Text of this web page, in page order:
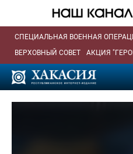
СПЕЦИАЛЬНАЯ ВОЕННАЯ
ВЕРХОВНЫЙ СОВЕТ
АКЦИЯ